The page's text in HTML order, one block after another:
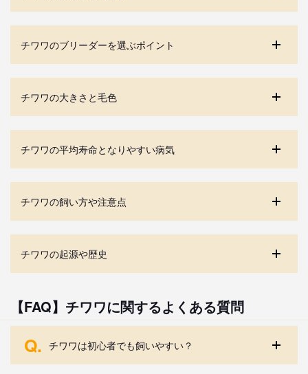
チワワのブリーダーを選ぶポイント
チワワの大きさと毛色
チワワの平均寿命となりやすい病気
チワワの飼い方や注意点
チワワの起源や歴史
【FAQ】チワワに関するよくある質問
Q. チワワは初心者でも飼いやすい？